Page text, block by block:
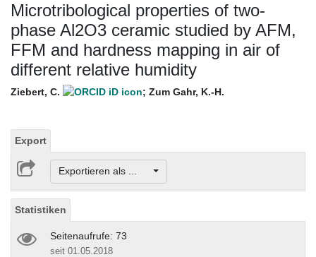
Microtribological properties of two-
phase Al2O3 ceramic studied by AFM,
FFM and hardness mapping in air of
different relative humidity
Ziebert, C. ; Zum Gahr, K.-H.
Export
Exportieren als ...
Statistiken
Seitenaufrufe: 73
seit 01.05.2018